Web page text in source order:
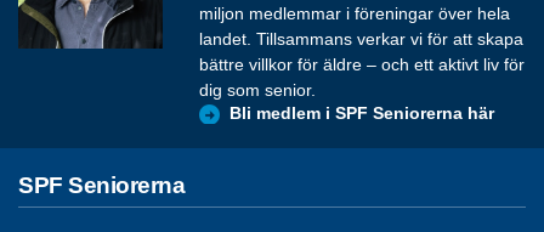
miljon medlemmar i föreningar över hela
landet. Tillsammans verkar vi för att skapa
bättre villkor för äldre – och ett aktivt liv för
dig som senior.
Bli medlem i SPF Seniorerna här
SPF Seniorerna